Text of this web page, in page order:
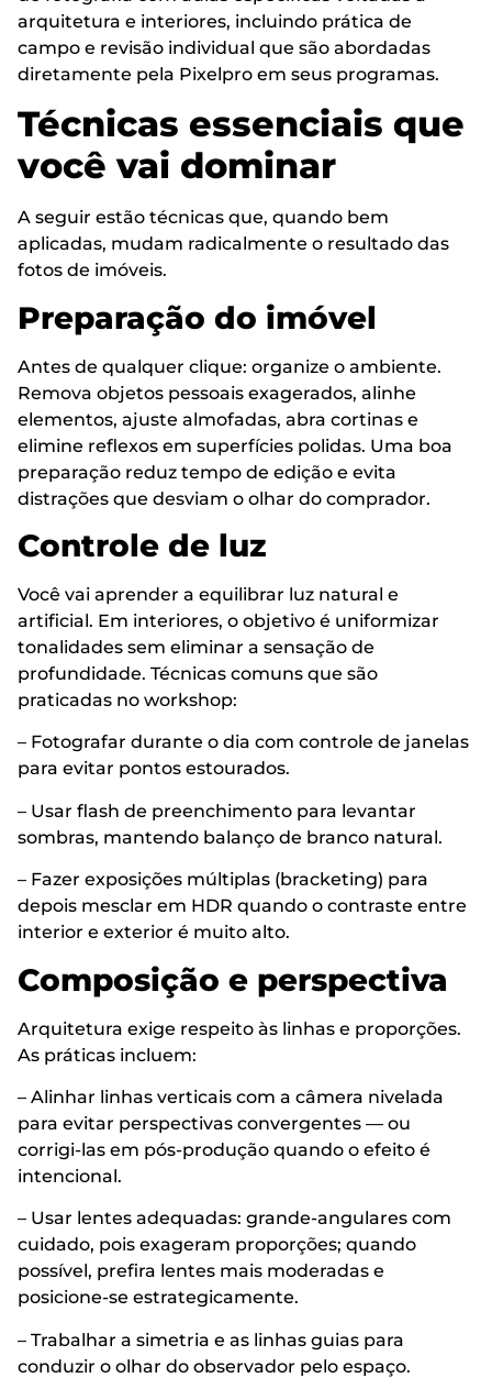
arquitetura e interiores, incluindo prática de
campo e revisão individual que são abordadas
diretamente pela Pixelpro em seus programas.
Técnicas essenciais que
você vai dominar
A seguir estão técnicas que, quando bem
aplicadas, mudam radicalmente o resultado das
fotos de imóveis.
Preparação do imóvel
Antes de qualquer clique: organize o ambiente.
Remova objetos pessoais exagerados, alinhe
elementos, ajuste almofadas, abra cortinas e
elimine reflexos em superfícies polidas. Uma boa
preparação reduz tempo de edição e evita
distrações que desviam o olhar do comprador.
Controle de luz
Você vai aprender a equilibrar luz natural e
artificial. Em interiores, o objetivo é uniformizar
tonalidades sem eliminar a sensação de
profundidade. Técnicas comuns que são
praticadas no workshop:
– Fotografar durante o dia com controle de janelas
para evitar pontos estourados.
– Usar flash de preenchimento para levantar
sombras, mantendo balanço de branco natural.
– Fazer exposições múltiplas (bracketing) para
depois mesclar em HDR quando o contraste entre
interior e exterior é muito alto.
Composição e perspectiva
Arquitetura exige respeito às linhas e proporções.
As práticas incluem:
– Alinhar linhas verticais com a câmera nivelada
para evitar perspectivas convergentes — ou
corrigi-las em pós-produção quando o efeito é
intencional.
– Usar lentes adequadas: grande-angulares com
cuidado, pois exageram proporções; quando
possível, prefira lentes mais moderadas e
posicione-se estrategicamente.
– Trabalhar a simetria e as linhas guias para
conduzir o olhar do observador pelo espaço.